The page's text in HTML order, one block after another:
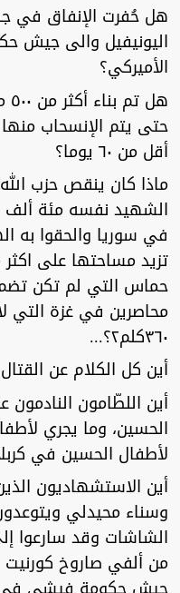
هل حُفرت الإنفاق في
اليونيفيل والى جيش
الأميركي؟
حتى يتم الإنسحاب
أقل من ٦٠ يوما؟
ماذا كان ينقص حزب
الشهيد نفسه مئة ألف
في سوريا والحقوا به
حماس التي لم تكن تضم
محاصرين في غزة التي
٣٦٠كلم٢؟...
أين كل الكلام عن
أين اللطّامون
الحسين، وما يجري
لأطفال الحسين في
أين الاستشهاديون
وسناء محيدلي
الشاشات وقد سارعوا
من ألفي صاروخ